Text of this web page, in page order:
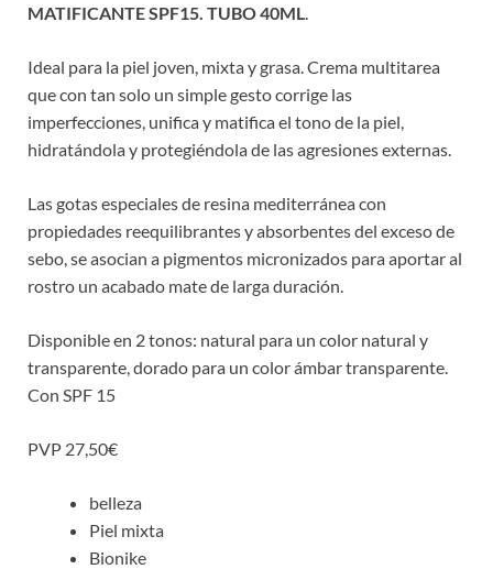
MATIFICANTE SPF15. TUBO 40ML.
Ideal para la piel joven, mixta y grasa. Crema multitarea
que con tan solo un simple gesto corrige las
imperfecciones, unifica y matifica el tono de la piel,
hidratándola y protegiéndola de las agresiones externas.
Las gotas especiales de resina mediterránea con
propiedades reequilibrantes y absorbentes del exceso de
sebo, se asocian a pigmentos micronizados para aportar al
rostro un acabado mate de larga duración.
Disponible en 2 tonos: natural para un color natural y
transparente, dorado para un color ámbar transparente.
Con SPF 15
PVP 27,50€
belleza
Piel mixta
Bionike